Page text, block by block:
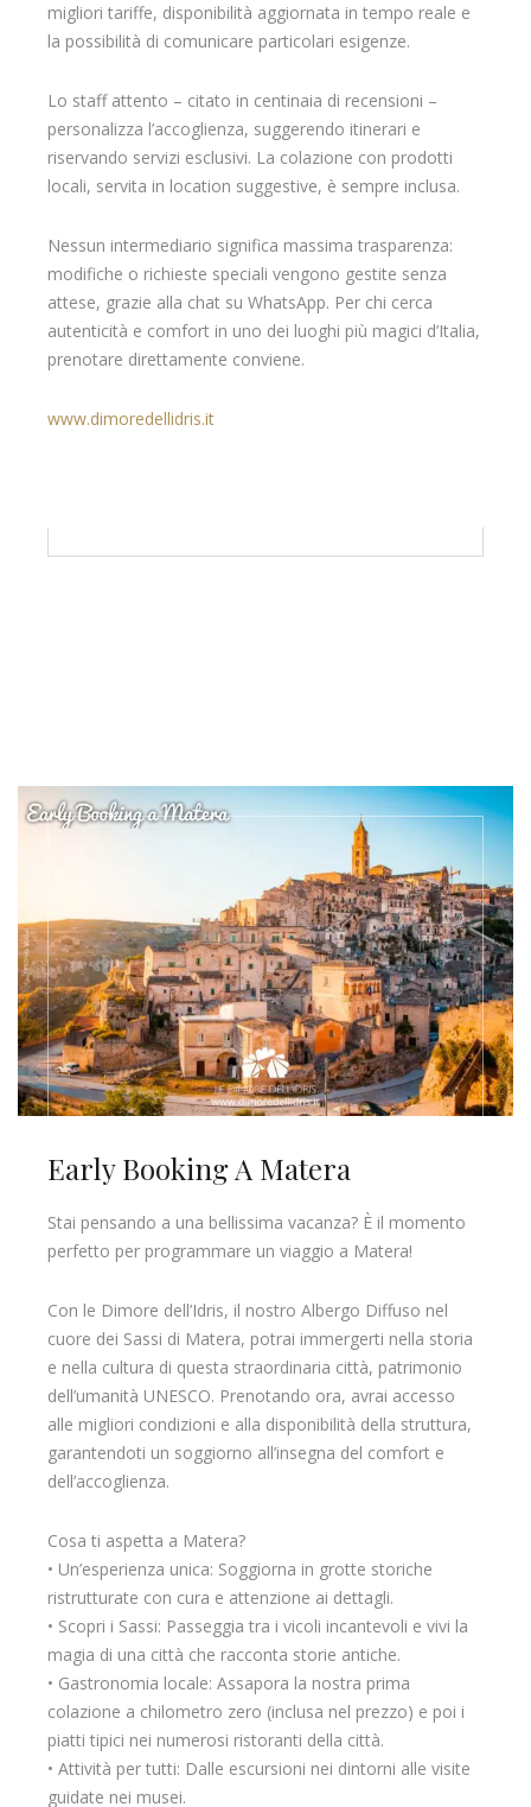
migliori tariffe, disponibilità aggiornata in tempo reale e
la possibilità di comunicare particolari esigenze.
Lo staff attento – citato in centinaia di recensioni –
personalizza l’accoglienza, suggerendo itinerari e
riservando servizi esclusivi. La colazione con prodotti
locali, servita in location suggestive, è sempre inclusa.
Nessun intermediario significa massima trasparenza:
modifiche o richieste speciali vengono gestite senza
attese, grazie alla chat su WhatsApp. Per chi cerca
autenticità e comfort in uno dei luoghi più magici d’Italia,
prenotare direttamente conviene.
www.dimoredellidris.it
Early Booking A Matera
Stai pensando a una bellissima vacanza? È il momento
perfetto per programmare un viaggio a Matera!
Con le Dimore dell’Idris, il nostro Albergo Diffuso nel
cuore dei Sassi di Matera, potrai immergerti nella storia
e nella cultura di questa straordinaria città, patrimonio
dell’umanità UNESCO. Prenotando ora, avrai accesso
alle migliori condizioni e alla disponibilità della struttura,
garantendoti un soggiorno all’insegna del comfort e
dell’accoglienza.
Cosa ti aspetta a Matera?
• Un’esperienza unica: Soggiorna in grotte storiche
ristrutturate con cura e attenzione ai dettagli.
• Scopri i Sassi: Passeggia tra i vicoli incantevoli e vivi la
magia di una città che racconta storie antiche.
• Gastronomia locale: Assapora la nostra prima
colazione a chilometro zero (inclusa nel prezzo) e poi i
piatti tipici nei numerosi ristoranti della città.
• Attività per tutti: Dalle escursioni nei dintorni alle visite
guidate nei musei.